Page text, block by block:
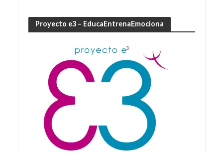
Proyecto e3 – EducaEntrenaEmociona